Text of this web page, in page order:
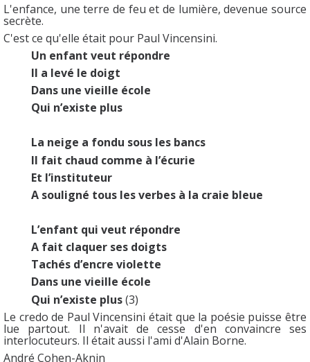
L'enfance, une terre de feu et de lumière, devenue source
secrète.
C'est ce qu'elle était pour Paul Vincensini.
Un enfant veut répondre
Il a levé le doigt
Dans une vieille école
Qui n’existe plus
La neige a fondu sous les bancs
Il fait chaud comme à l’écurie
Et l’instituteur
A souligné tous les verbes à la craie bleue
L’enfant qui veut répondre
A fait claquer ses doigts
Tachés d’encre violette
Dans une vieille école
Qui n’existe plus(3)
Le credo de Paul Vincensini était que la poésie puisse être
lue partout. Il n'avait de cesse d'en convaincre ses
interlocuteurs. Il était aussi l'ami d'Alain Borne.
André Cohen-Aknin